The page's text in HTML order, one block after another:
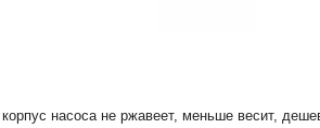
насоса не ржавеет, меньше весит,